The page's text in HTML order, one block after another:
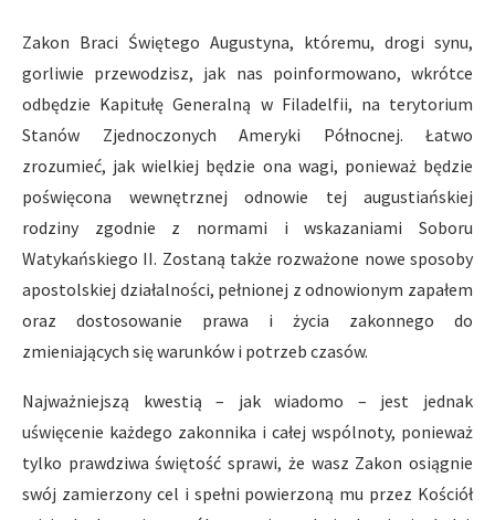
Zakon Braci Świętego Augustyna, któremu, drogi synu,
gorliwie przewodzisz, jak nas poinformowano, wkrótce
odbędzie Kapitułę Generalną w Filadelfii, na terytorium
Stanów Zjednoczonych Ameryki Północnej. Łatwo
zrozumieć, jak wielkiej będzie ona wagi, ponieważ będzie
poświęcona wewnętrznej odnowie tej augustiańskiej
rodziny zgodnie z normami i wskazaniami Soboru
Watykańskiego II. Zostaną także rozważone nowe sposoby
apostolskiej działalności, pełnionej z odnowionym zapałem
oraz dostosowanie prawa i życia zakonnego do
zmieniających się warunków i potrzeb czasów.
Najważniejszą kwestią – jak wiadomo – jest jednak
uświęcenie każdego zakonnika i całej wspólnoty, ponieważ
tylko prawdziwa świętość sprawi, że wasz Zakon osiągnie
swój zamierzony cel i spełni powierzoną mu przez Kościół